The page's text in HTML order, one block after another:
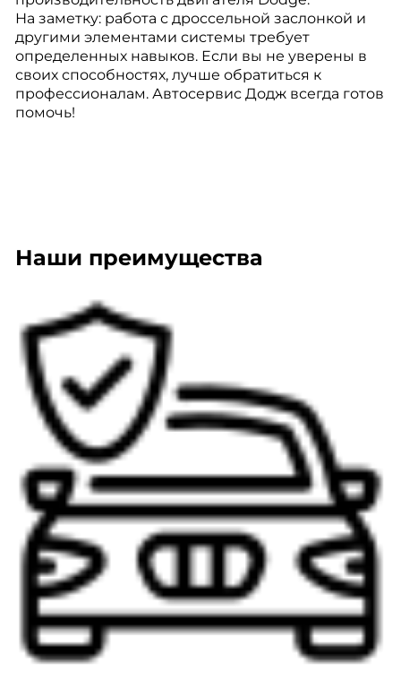
На заметку: работа с дроссельной заслонкой и
другими элементами системы требует
определенных навыков. Если вы не уверены в
своих способностях, лучше обратиться к
профессионалам. Автосервис Додж всегда готов
помочь!
Наши преимущества